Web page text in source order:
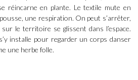
réincarne en plante. Le textile mute en
une respiration. On peut s’arrêter,
le territoire se glissent dans l’espace.
installe pour regarder un corps danser
une herbe folle.